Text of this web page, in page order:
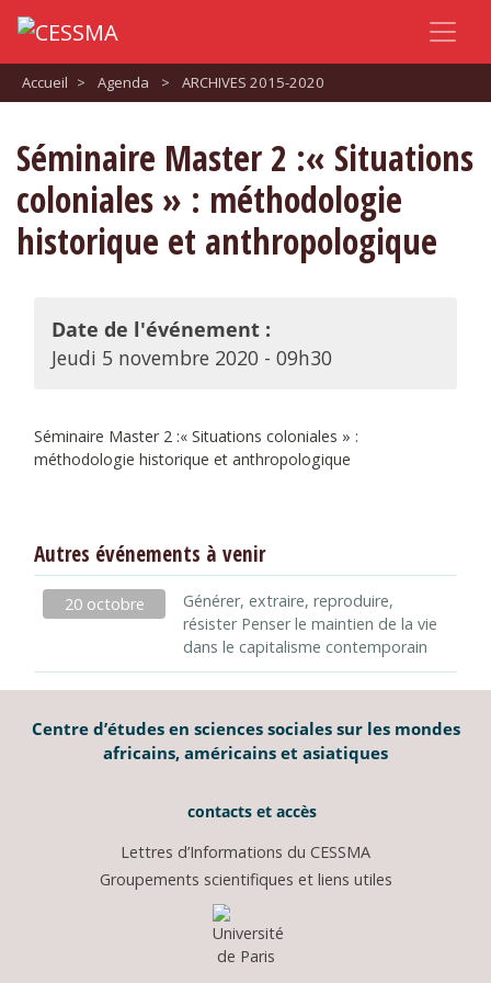
Accueil > Agenda > ARCHIVES 2015-2020
Séminaire Master 2 :« Situations
coloniales » : méthodologie
historique et anthropologique
Date de l'événement :
Jeudi 5 novembre 2020 - 09h30
Séminaire Master 2 :« Situations coloniales » :
méthodologie historique et anthropologique
Autres événements à venir
20 octobre
Générer, extraire, reproduire,
résister Penser le maintien de la vie
dans le capitalisme contemporain
Centre d’études en sciences sociales sur les mondes
africains, américains et asiatiques
contacts et accès
Lettres d’Informations du CESSMA
Groupements scientifiques et liens utiles